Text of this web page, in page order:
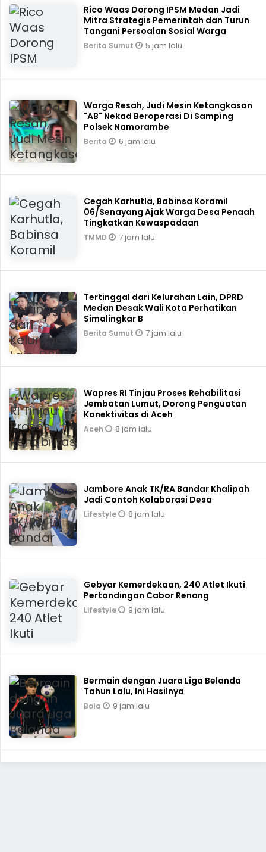
Rico Waas Dorong IPSM Medan Jadi
Mitra Strategis Pemerintah dan Turun
Tangani Persoalan Sosial Warga
Berita Sumut 5 jam lalu
Warga Resah, Judi Mesin Ketangkasan
"AB" Nekad Beroperasi Di Samping
Polsek Namorambe
Berita 6 jam lalu
Cegah Karhutla, Babinsa Koramil
06/Senayang Ajak Warga Desa Penaah
Tingkatkan Kewaspadaan
TMMD 7 jam lalu
Tertinggal dari Kelurahan Lain, DPRD
Medan Desak Wali Kota Perhatikan
Simalingkar B
Berita Sumut 7 jam lalu
Wapres RI Tinjau Proses Rehabilitasi
Jembatan Lumut, Dorong Penguatan
Konektivitas di Aceh
Aceh 8 jam lalu
Jambore Anak TK/RA Bandar Khalipah
Jadi Contoh Kolaborasi Desa
Lifestyle 8 jam lalu
Gebyar Kemerdekaan, 240 Atlet Ikuti
Pertandingan Cabor Renang
Lifestyle 9 jam lalu
Bermain dengan Juara Liga Belanda
Tahun Lalu, Ini Hasilnya
Bola 9 jam lalu